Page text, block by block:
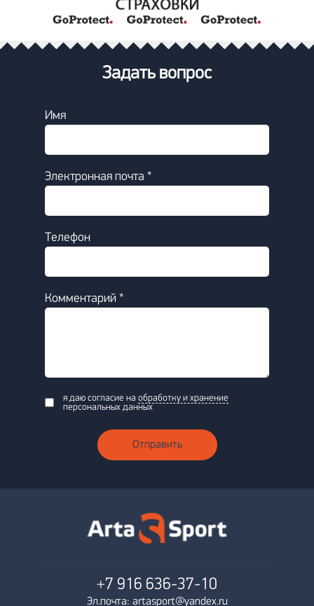
Задать вопрос
Имя
Электронная почта *
Телефон
Комментарий *
я даю согласие на обработку и хранение
персональных данных
Отправить
+7 916 636-37-10
Эл.почта: artasport@yandex.ru